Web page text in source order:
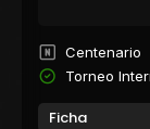
Centenario
Torneo
Ficha